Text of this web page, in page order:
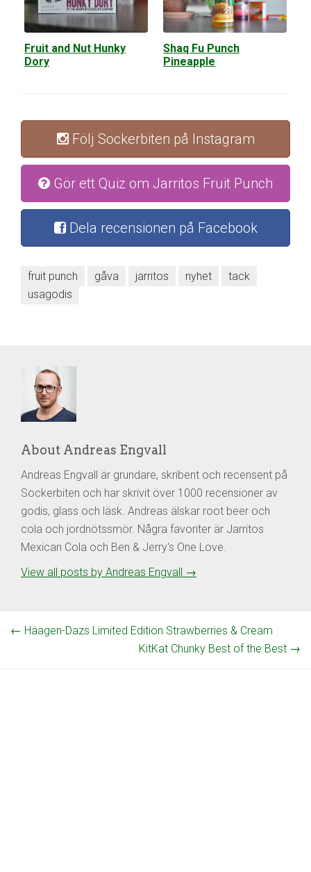
Fruit and Nut Hunky
Dory
Shaq Fu Punch
Pineapple
Följ Sockerbiten på Instagram
Gör ett Quiz om Jarritos Fruit Punch
Dela recensionen på Facebook
fruit punch gåva jarritos nyhet
tack
usagodis
About Andreas Engvall
Andreas Engvall är grundare, skribent och recensent på
Sockerbiten och har skrivit över 1000 recensioner av
godis, glass och läsk. Andreas älskar root beer och
cola och jordnötssmör. Några favoriter är Jarritos
Mexican Cola och Ben & Jerry's One Love.
View all posts by Andreas Engvall
→
← Häagen-Dazs Limited Edition Strawberries & Cream
KitKat Chunky Best of the Best →